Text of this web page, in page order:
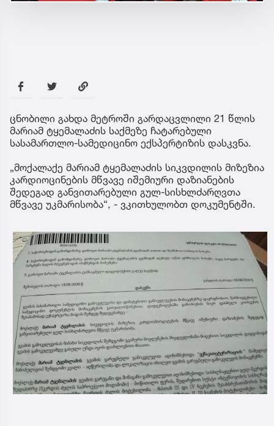
ცნობილი გახდა მეტროში გარდაცვლილი 21 წლის
მარიამ ტყემალაძის საქმეზე ჩატარებული
სასამართლო-სამედიცინო ექსპერტიზის დასკვნა.
„მოქალაქე მარიამ ტყემალაძის სიკვდილის მიზეზია
კარდიოცინების მწვავე იშემიური დაზიანების
შედეგად განვითარებული გულ-სისხლძარღვთა
მწვავე უკმარისობა“, - ვკითხულობთ დოკუმენტში.